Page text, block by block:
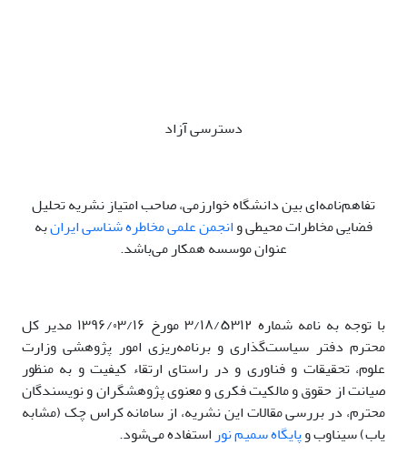
دسترسی آزاد
تفاهم‌نامه‌ای بین دانشگاه خوارزمی، صاحب امتیاز نشریه تحلیل
فضایی مخاطرات محیطی وانجمن علمی مخاطره شناسی ایرانبه
عنوان موسسه همکار می‌باشد.
با توجه به نامه شماره ۳/۱۸/۵۳۱۲ مورخ ۱۳۹۶/۰۳/۱۶ مدیر کل
محترم دفتر سیاست‌گذاری و برنامه‌ریزی امور پژوهشی وزارت
علوم، تحقیقات و فناوری و در راستای ارتقاء کیفیت و به منظور
صیانت از حقوق و مالکیت فکری و معنوی پژوهشگران و نویسندگان
محترم، در بررسی مقالات این نشریه، از سامانه کراس چک (مشابه
یاب) سیناوب وپایگاه سمیم نور استفاده می‌شود.